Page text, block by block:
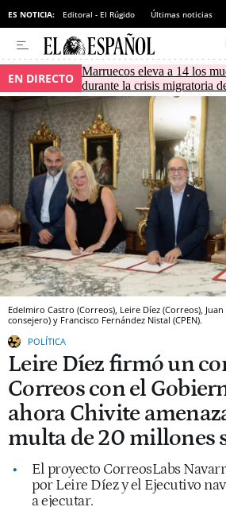
ES NOTICIA: Editoral - El Rúgido Últimas noticias
EN DIRECTO Marruecos eleva a 14 los
durante la crisis migratoria
Edelmiro Castro (Correos), Leire Díez (Correos),
consejero) y Francisco Fernández Nistal (CPEN).
POLÍTICA
Leire Díez firmó un
Correos con el
ahora Chivite
multa de 20 millones
El proyecto CorreosLabs
por Leire Díez y el Ejecutivo
a ejecutar.